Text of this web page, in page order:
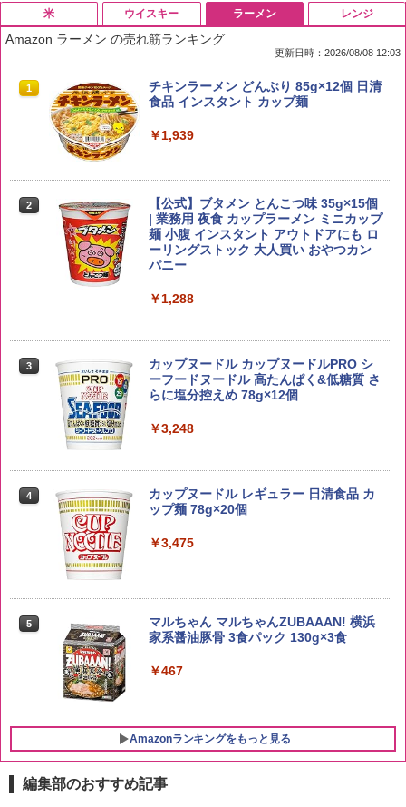
米
1 by Amazon 国産ブレンド米 精米 5kg
2
新潟ケンベイ【精米】新潟県産にじのき
らめき 5kg 令和7年産
￥3,056
3
by Amazon あきたこまちブレンド 無洗
米 5kg
￥3,396
4
野沢農産 無洗米 青い流るる コシヒカリ
5kg 長野県産 令和7年産
￥3,980
5
【在庫処分価格】ももたろう印 無洗米 5
kg 業務用 お米マイスターブレンド
￥2,680
ウイスキー
1
ブラックニッカ ニッカ Nikka ウィスキ
ー4000ml ブラックニッカクリア ウヰス
お得 4リットル
角瓶 2700ml サントリー ウイスキー ハ
イボール 大容量
3
トリスウイスキー 4000ml サントリー 大
容量 4リットル
4
角ハイボール 350ml×24本 サントリー ウ
イスキー ハイボール 缶
￥4,930
5
サントリー シングルモルト ウイスキー
白州 Story of the Distillery 2026 化粧箱
入 700ml
￥19,860
ラーメン
Amazon ラーメン の売れ筋ランキング
更新日時：2026/08/08 12:03
1
チキンラーメン どんぶり 85g×12個 日清
食品 インスタント カップ麺
￥1,939
2
【公式】ブタメン とんこつ味 35g×15個
| 業務用 夜食 カップラーメン ミニカップ
麺 小腹 インスタント アウトドアにも ロ
ーリングストック 大人買い おやつカン
パニー
￥1,288
3
カップヌードル カップヌードルPRO シ
ーフードヌードル 高たんぱく&低糖質 さ
らに塩分控えめ 78g×12個
￥3,248
4
カップヌードル レギュラー 日清食品 カ
ップ麺 78g×20個
￥3,475
5
マルちゃん マルちゃんZUBAAAN! 横浜
家系醤油豚骨 3食パック 130g×3食
￥467
Amazonランキングをもっと見る
レンジ
編集部のおすすめ記事